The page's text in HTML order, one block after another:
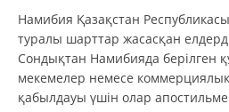
Намибия Қазақстан
туралы шарттар жасасқан
Сондықтан Намибияда берілген
мекемелер немесе
қабылдауы үшін олар